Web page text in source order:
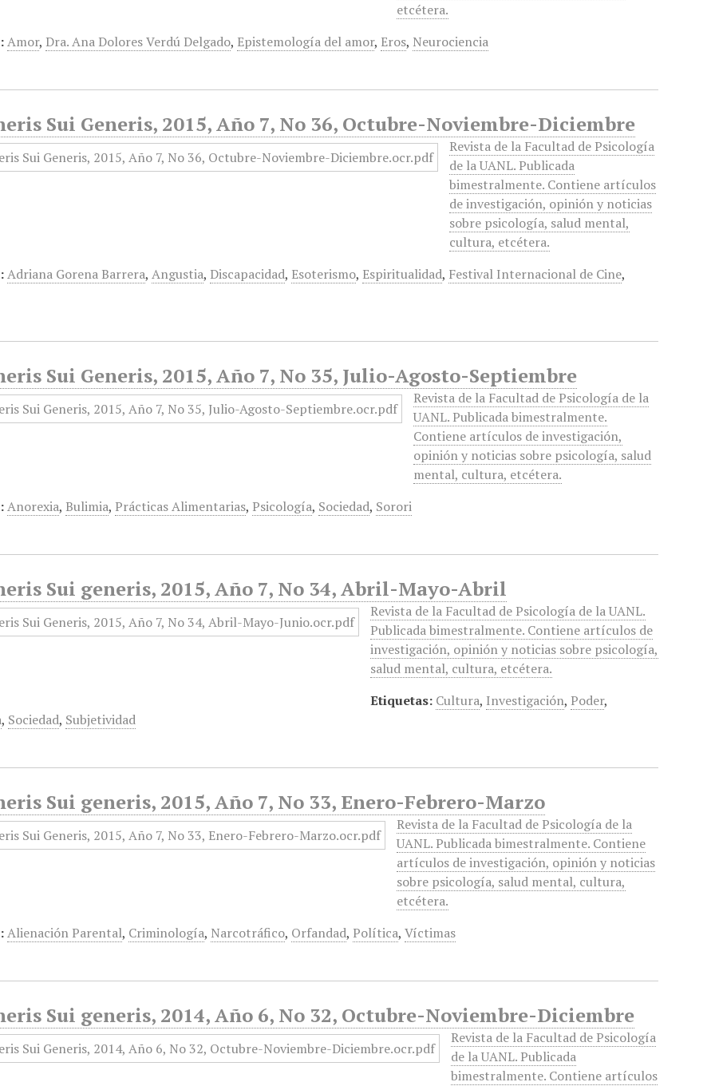
etcétera.
Amor, Dra. Ana Dolores Verdú Delgado, Epistemología del amor, Eros, Neurociencia
Sui Generis, 2015, Año 7, No 36, Octubre-Noviembre-Diciembre
Revista de la Facultad de Psicología
de la UANL. Publicada
bimestralmente. Contiene artículos
de investigación, opinión y noticias
sobre psicología, salud mental,
cultura, etcétera.
Adriana Gorena Barrera,Angustia, Discapacidad, Esoterismo, Espiritualidad, Festival Internacional de Cine,
Sui Generis, 2015, Año 7, No 35, Julio-Agosto-Septiembre
Revista de la Facultad de Psicología de la
UANL. Publicada bimestralmente.
Contiene artículos de investigación,
opinión y noticias sobre psicología, salud
mental, cultura, etcétera.
Anorexia, Bulimia, Prácticas Alimentarias, Psicología, Sociedad, Sorori
Sui generis, 2015, Año 7, No 34, Abril-Mayo-Abril
Revista de la Facultad de Psicología de la UANL.
Publicada bimestralmente. Contiene artículos de
investigación, opinión y noticias sobre psicología,
salud mental, cultura, etcétera.
Etiquetas: Cultura, Investigación, Poder,
, Sociedad, Subjetividad
Sui generis, 2015, Año 7, No 33, Enero-Febrero-Marzo
Revista de la Facultad de Psicología de la
UANL. Publicada bimestralmente. Contiene
artículos de investigación, opinión y noticias
sobre psicología, salud mental, cultura,
etcétera.
Alienación Parental, Criminología, Narcotráfico, Orfandad, Política,Víctimas
Sui generis, 2014, Año 6, No 32, Octubre-Noviembre-Diciembre
Revista de la Facultad de Psicología
de la UANL. Publicada
bimestralmente. Contiene artículos